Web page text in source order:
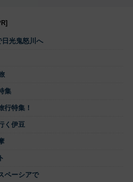
日光鬼怒川へ
集
行特集！
く伊豆
ペーシアで